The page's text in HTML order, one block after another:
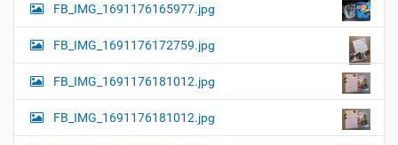
FB_IMG_1691176165977.jpg
FB_IMG_1691176172759.jpg
FB_IMG_1691176181012.jpg
FB_IMG_1691176181012.jpg